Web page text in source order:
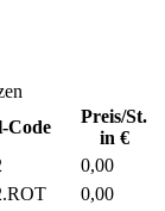
Code
Preis/St.
in €
0,00
0,00